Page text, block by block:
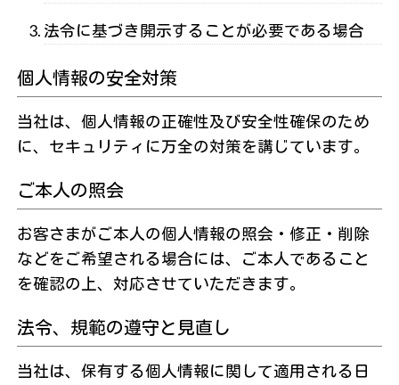
法令に基づき開示することが必要である場合
個人情報の安全対策
当社は、個人情報の正確性及び安全性確保のため
に、セキュリティに万全の対策を講じています。
ご本人の照会
お客さまがご本人の個人情報の照会・修正・削除
などをご希望される場合には、ご本人であること
を確認の上、対応させていただきます。
法令、規範の遵守と見直し
当社は、保有する個人情報に関して適用される日